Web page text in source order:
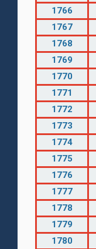
1766
1767
1768
1769
1770
1771
1772
1773
1774
1775
1776
1777
1778
1779
1780